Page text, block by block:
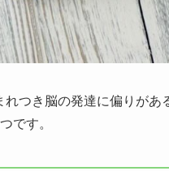
つき脳の発達に偏りが
です。